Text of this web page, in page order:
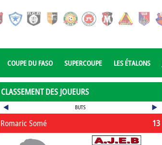
COUPE DU FASO SUPERCOUPE LES ÉTALONS
CLASSEMENT DES JOUEURS
BUTS
13
Romaric Somé